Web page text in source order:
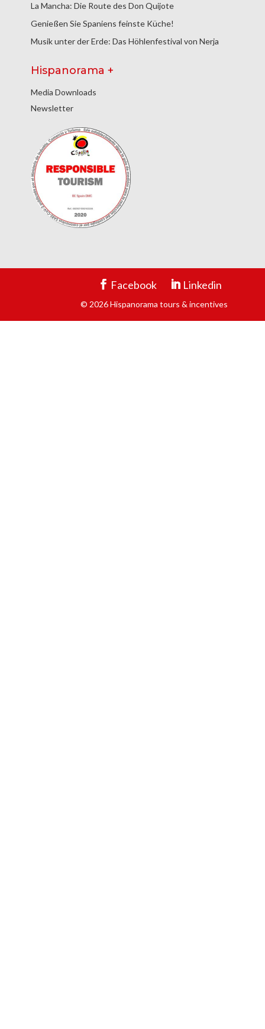
La Mancha: Die Route des Don Quijote
Genießen Sie Spaniens feinste Küche!
Musik unter der Erde: Das Höhlenfestival von Nerja
Hispanorama +
Media Downloads
Newsletter
Facebook Linkedin
© 2026 Hispanorama tours & incentives